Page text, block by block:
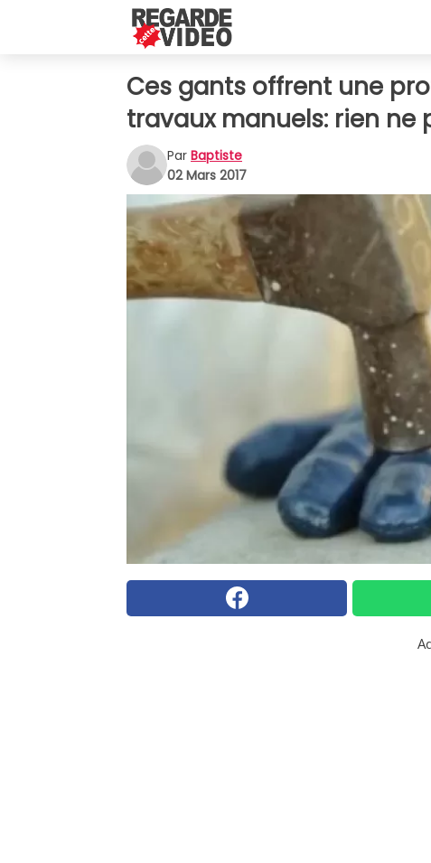
Ces gants offrent une
travaux manuels: rien ne
Par Baptiste
02 Mars 2017